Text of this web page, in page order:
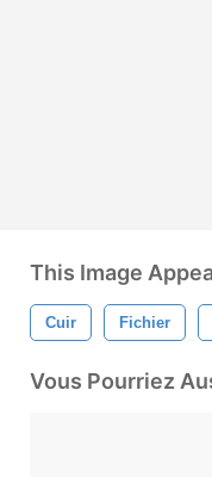
This Image
Cuir Fichier
Vous Pourriez